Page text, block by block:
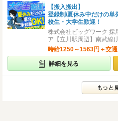
【搬入搬出】
登録制/夏休み中だけの
校生・大学生歓迎！
株式会社ビッグワーク
ア【立川駅周辺】南武線
時給1250～1563円＋交
詳細を見る